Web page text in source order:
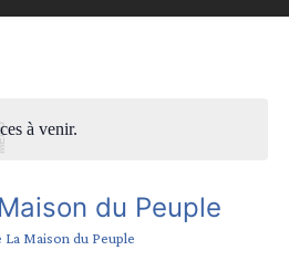
à venir.
du Peuple
La Maison du Peuple